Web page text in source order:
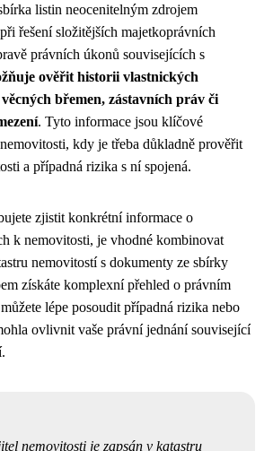
listin neocenitelným zdrojem
řešení složitějších majetkoprávních
právních úkonů souvisejících s
ověřit historii vlastnických
břemen, zástavních práv či
. Tyto informace jsou klíčové
kdy je třeba důkladně prověřit
a případná rizika s ní spojená.
zjistit konkrétní informace o
k nemovitosti, je vhodné kombinovat
nemovitostí s dokumenty ze sbírky
získáte komplexní přehled o právním
lépe posoudit případná rizika nebo
ovlivnit vaše právní jednání související
nemovitosti je zapsán v katastru